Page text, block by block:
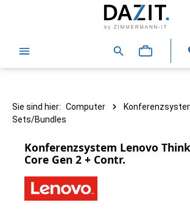
Sie sind hier: Computer
Sets/Bundles
Konferenzsystem Lenovo
Core Gen 2 + Contr.